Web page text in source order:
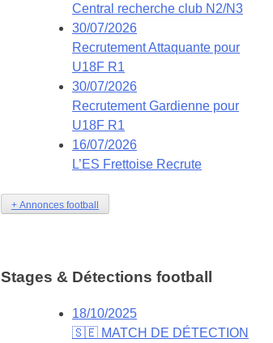
Central recherche club N2/N3
30/07/2026
Recrutement Attaquante pour
U18F R1
30/07/2026
Recrutement Gardienne pour
U18F R1
16/07/2026
L’ES Frettoise Recrute
+ Annonces football
Stages & Détections football
18/10/2025
🇸🇪 MATCH DE DÉTECTION